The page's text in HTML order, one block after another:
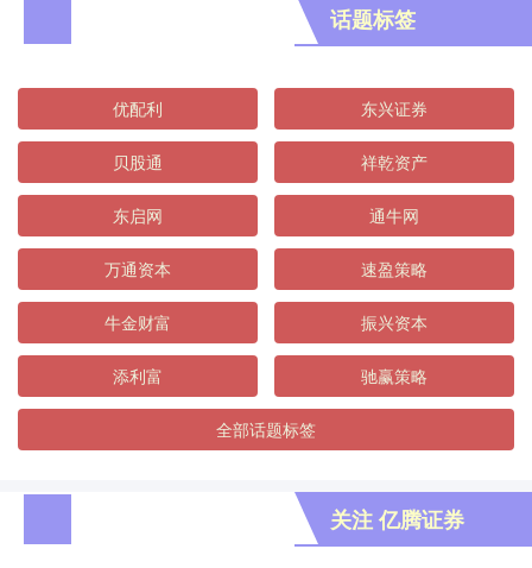
话题标签
优配利 东兴证券
贝股通 祥乾资产
东启网 通牛网
万通资本 速盈策略
牛金财富 振兴资本
添利富 驰赢策略
全部话题标签
关注 亿腾证券